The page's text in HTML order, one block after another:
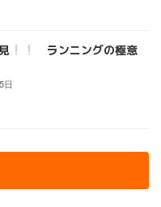
ランニングの極意
日